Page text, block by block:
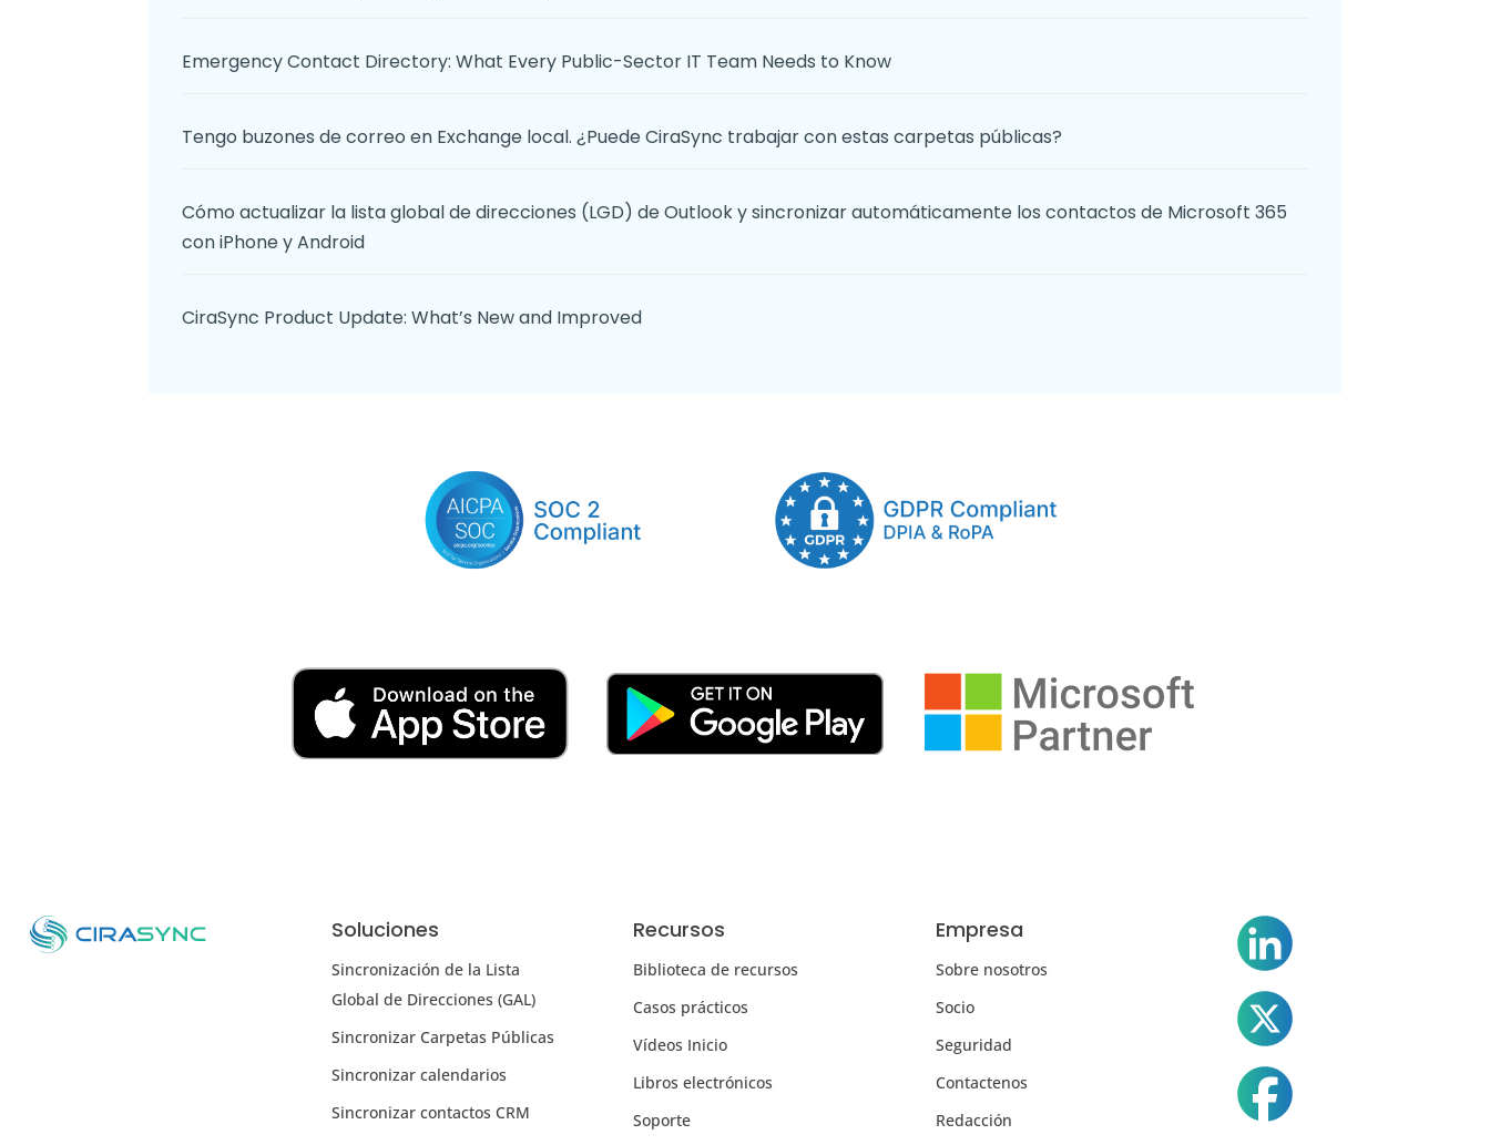
Emergency Contact Directory: What Every Public-Sector IT Team Needs to Know
Tengo buzones de correo en Exchange local. ¿Puede CiraSync trabajar con estas carpetas públicas?
Cómo actualizar la lista global de direcciones (LGD) de Outlook y sincronizar automáticamente los contactos de Microsoft 365
con iPhone y Android
CiraSync Product Update: What’s New and Improved
Soluciones
Sincronización de la Lista
Global de Direcciones (GAL)
Sincronizar Carpetas Públicas
Sincronizar calendarios
Sincronizar contactos CRM
Recursos
Biblioteca de recursos
Casos prácticos
Vídeos Inicio
Libros electrónicos
Soporte
Empresa
Sobre nosotros
Socio
Seguridad
Contactenos
Redacción